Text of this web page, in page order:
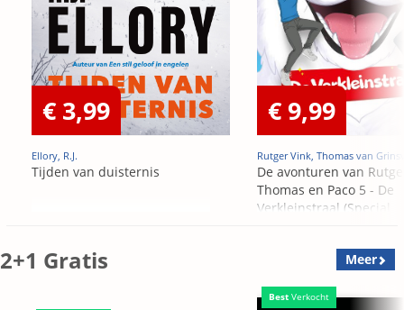
€ 3,99
Ellory, R.J.
Tijden van duisternis
€ 9,99
Rutger Vink, Thomas van
De avonturen van
Thomas en Paco 5 - De
Verkleinstraal (Special
2+1 Gratis Meer
Best Verkocht